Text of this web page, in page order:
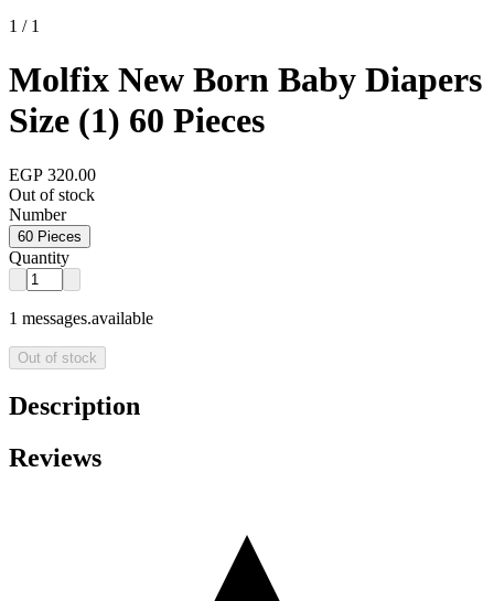
1 / 1
Molfix New Born Baby Diapers
Size (1) 60 Pieces
EGP 320.00
Out of stock
Number
60 Pieces
Quantity
1 messages.available
Out of stock
Description
Reviews